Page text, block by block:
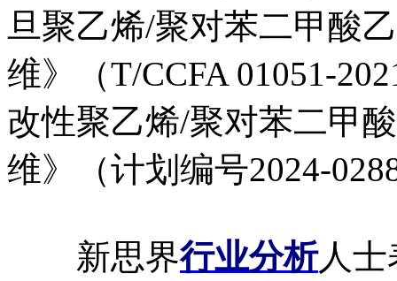
旦聚乙烯/聚对苯二甲酸
维》（T/CCFA 01051-
改性聚乙烯/聚对苯二甲
维》（计划编号2024-
新思界行业分析人士